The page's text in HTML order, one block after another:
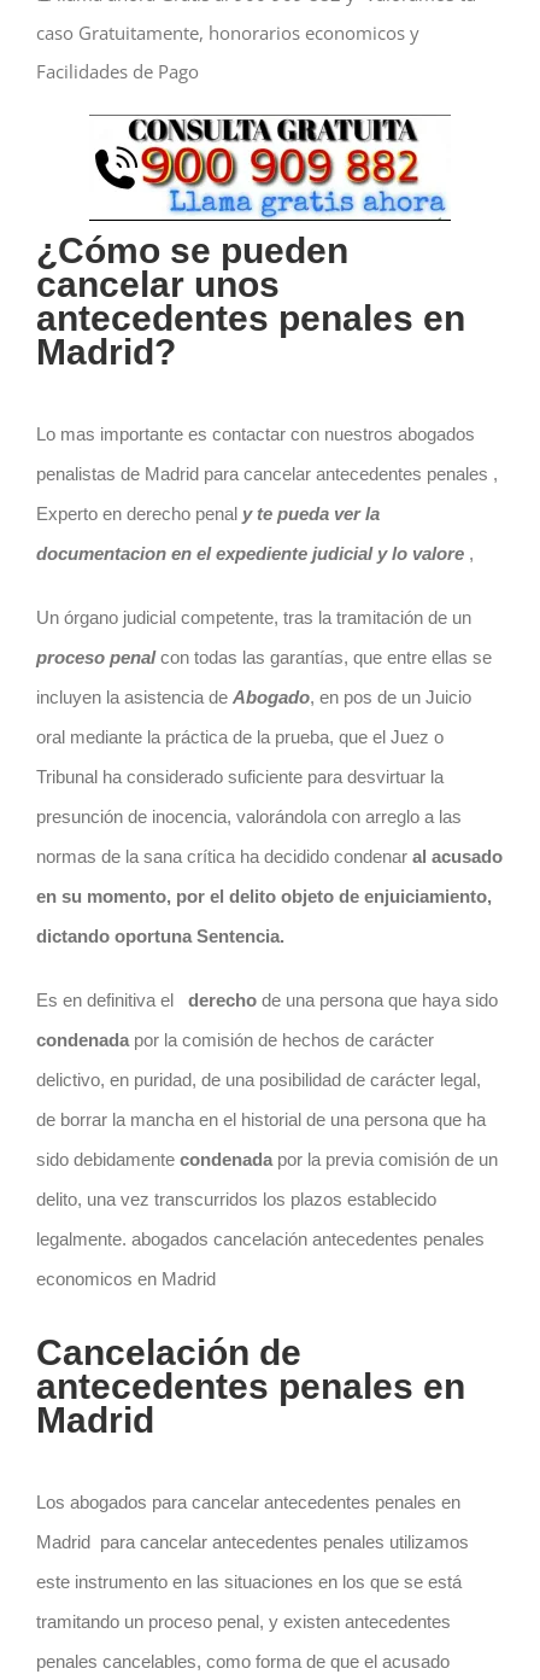
caso Gratuitamente, honorarios economicos y
Facilidades de Pago
¿Cómo se pueden
cancelar unos
antecedentes penales en
Madrid?
Lo mas importante es contactar con nuestros abogados
penalistas de Madrid para cancelar antecedentes penales ,
Experto en derecho penal y te pueda ver la
documentacion en el expediente judicial y lo valore ,
Un órgano judicial competente, tras la tramitación de un
proceso penalcon todas las garantías, que entre ellas se
incluyen la asistencia de Abogado, en pos de un Juicio
oral mediante la práctica de la prueba, que el Juez o
Tribunal ha considerado suficiente para desvirtuar la
presunción de inocencia, valorándola con arreglo a las
normas de la sana crítica ha decidido condenaral acusado
en su momento, por el delito objeto de enjuiciamiento,
dictando oportuna Sentencia.
Es en definitiva el derechode una persona que haya sido
condenadapor la comisión de hechos de carácter
delictivo, en puridad, de una posibilidad de carácter legal,
de borrar la mancha en el historial de una persona que ha
sido debidamente condenadapor la previa comisión de un
delito, una vez transcurridos los plazos establecido
legalmente. abogados cancelación antecedentes penales
economicos en Madrid
Cancelación de
antecedentes penales en
Madrid
Los abogados para cancelar antecedentes penales en
Madrid para cancelar antecedentes penales utilizamos
este instrumento en las situaciones en los que se está
tramitando un proceso penal, y existen antecedentes
penales cancelables, como forma de que el acusado